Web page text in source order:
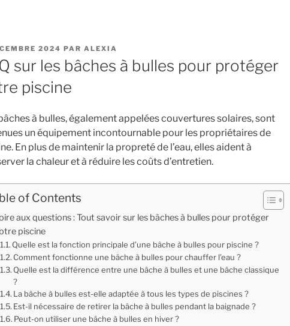
2024 PAR ALEXIA
sur les bâches à bulles pour protéger
piscine
à bulles, également appelées couvertures solaires, sont
un équipement incontournable pour les propriétaires de
En plus de maintenir la propreté de l’eau, elles aident à
la chaleur et à réduire les coûts d’entretien.
of Contents
aux questions : Tout savoir sur les bâches à bulles pour protéger
piscine
Quelle est la fonction principale d’une bâche à bulles pour piscine ?
Comment fonctionne une bâche à bulles pour chauffer l’eau ?
Quelle est la différence entre une bâche à bulles et une bâche classique
?
La bâche à bulles est-elle adaptée à tous les types de piscines ?
Est-il nécessaire de retirer la bâche à bulles pendant la baignade ?
Peut-on utiliser une bâche à bulles en hiver ?